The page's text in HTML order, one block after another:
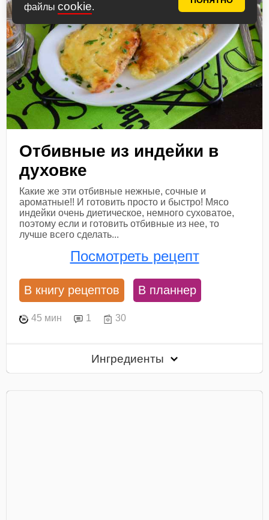
файлы cookie.
Отбивные из индейки в
духовке
Какие же эти отбивные нежные, сочные и
ароматные!! И готовить просто и быстро! Мясо
индейки очень диетическое, немного суховатое,
поэтому если и готовить отбивные из нее, то
лучше всего сделать...
Посмотреть рецепт
В книгу рецептов В планнер
45 мин 1 30
Ингредиенты